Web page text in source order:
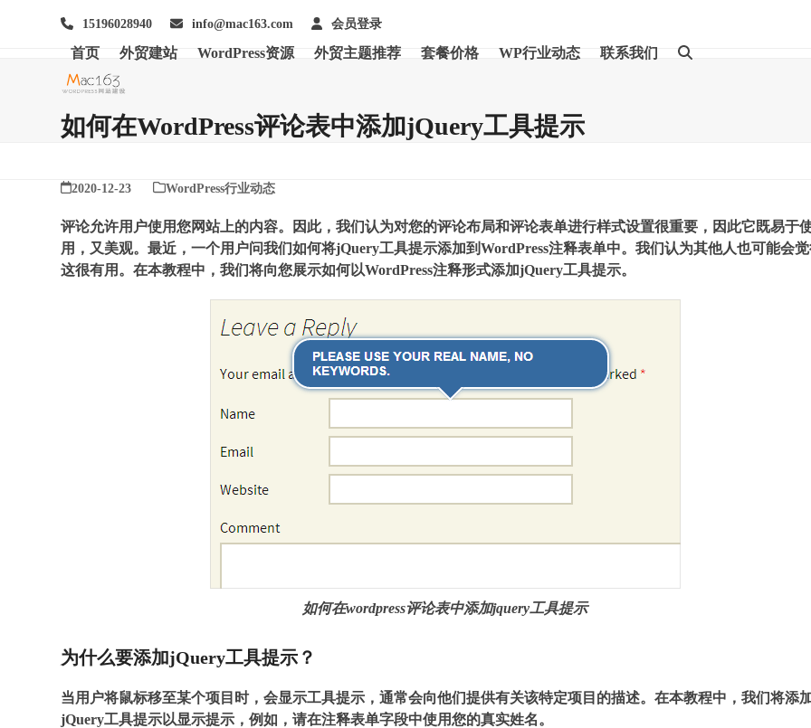
15196028940 info@mac163.com 会员登录
首页 外贸建站 WordPress资源 外贸主题推荐 套餐价格 WP行业动态 联系我们
如何在WordPress评论表中添加jQuery工具提示
2020-12-23 WordPress行业动态
评论允许用户使用您网站上的内容。因此，我们认为对您的评论布局和评论表单进行样式设置很重要，因此它既易于
用，又美观。最近，一个用户问我们如何将jQuery工具提示添加到WordPress注释表单中。我们认为其他人也可能会
这很有用。在本教程中，我们将向您展示如何以WordPress注释形式添加jQuery工具提示。
如何在wordpress评论表中添加jquery工具提示
为什么要添加jQuery工具提示？
当用户将鼠标移至某个项目时，会显示工具提示，通常会向他们提供有关该特定项目的描述。在本教程中，我们将添
jQuery工具提示以显示提示，例如，请在注释表单字段中使用您的真实姓名。